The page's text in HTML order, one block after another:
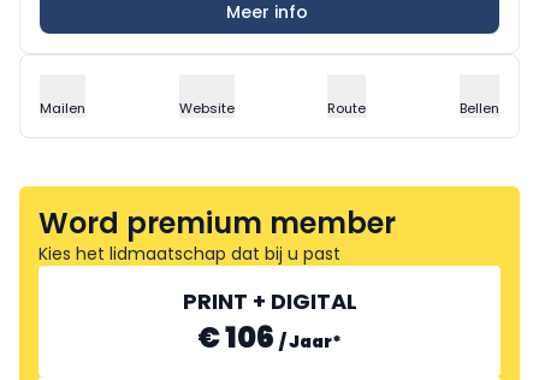
Meer info
Mailen Website Route Bellen
Word premium member
Kies het lidmaatschap dat bij u past
PRINT + DIGITAL
€ 106 /Jaar*